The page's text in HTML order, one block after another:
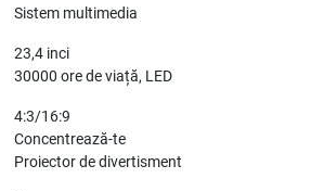
Sistem multimedia
23,4 inci
30000 ore de viață, LED
4:3/16:9
Concentrează-te
Proiector de divertisment